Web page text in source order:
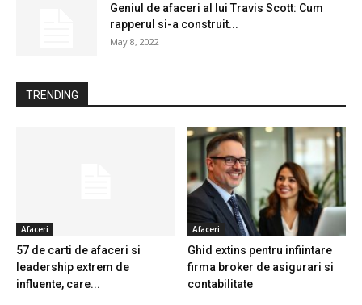
Geniul de afaceri al lui Travis Scott: Cum
rapperul si-a construit...
May 8, 2022
TRENDING
Afaceri
57 de carti de afaceri si
leadership extrem de
influente, care...
Afaceri
Ghid extins pentru infiintare
firma broker de asigurari si
contabilitate